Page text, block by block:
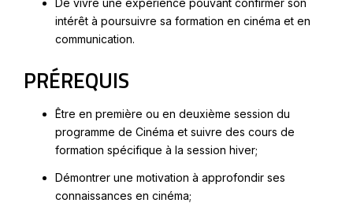
intérêt à poursuivre sa formation en cinéma et en
communication.
PRÉREQUIS
Être en première ou en deuxième session du
programme de Cinéma et suivre des cours de
formation spécifique à la session hiver;
Démontrer une motivation à approfondir ses
connaissances en cinéma;